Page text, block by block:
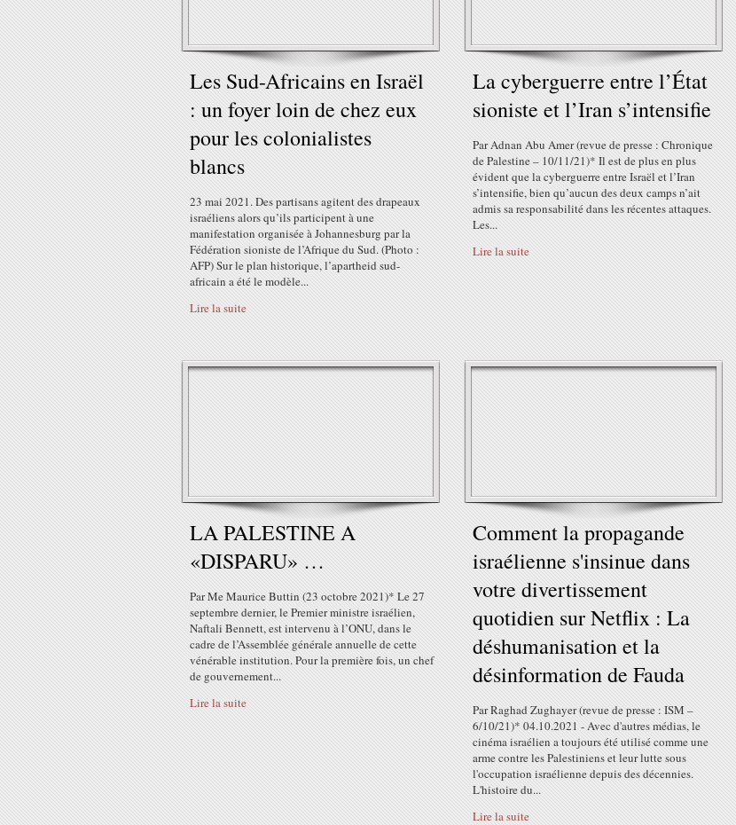
Les Sud-Africains en Israël
: un foyer loin de chez eux
pour les colonialistes
blancs
23 mai 2021. Des partisans agitent des drapeaux
israéliens alors qu’ils participent à une
manifestation organisée à Johannesburg par la
Fédération sioniste de l’Afrique du Sud. (Photo :
AFP) Sur le plan historique, l’apartheid sud-
africain a été le modèle...
Lire la suite
La cyberguerre entre l’État
sioniste et l’Iran s’intensifie
Par Adnan Abu Amer (revue de presse : Chronique
de Palestine – 10/11/21)* Il est de plus en plus
évident que la cyberguerre entre Israël et l’Iran
s’intensifie, bien qu’aucun des deux camps n’ait
admis sa responsabilité dans les récentes attaques.
Les...
Lire la suite
LA PALESTINE A
«DISPARU» …
Par Me Maurice Buttin (23 octobre 2021)* Le 27
septembre dernier, le Premier ministre israélien,
Naftali Bennett, est intervenu à l’ONU, dans le
cadre de l’Assemblée générale annuelle de cette
vénérable institution. Pour la première fois, un chef
de gouvernement...
Lire la suite
Comment la propagande
israélienne s'insinue dans
votre divertissement
quotidien sur Netflix : La
déshumanisation et la
désinformation de Fauda
Par Raghad Zughayer (revue de presse : ISM –
6/10/21)* 04.10.2021 - Avec d'autres médias, le
cinéma israélien a toujours été utilisé comme une
arme contre les Palestiniens et leur lutte sous
l'occupation israélienne depuis des décennies.
L'histoire du...
Lire la suite